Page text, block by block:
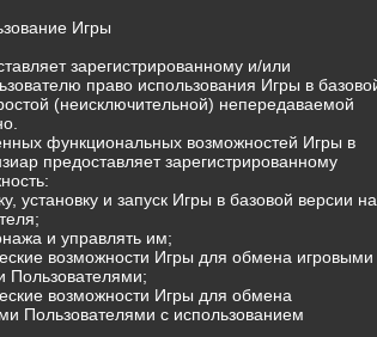
Игры
зарегистрированному и/или
право использования Игры в
(неисключительной) непередаваемой
функциональных возможностей Игры в
предоставляет зарегистрированному
установку и запуск Игры в базовой версии на
и управлять им;
возможности Игры для обмена игровыми
Пользователями;
возможности Игры для обмена
Пользователями с использованием